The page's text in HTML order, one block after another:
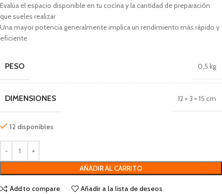
Evalúa el espacio disponible en tu cocina y la cantidad de preparación
que sueles realizar
Una mayor potencia generalmente implica un rendimiento más rápido y
eficiente
PESO 0,5 kg
DIMENSIONES 12 × 3 × 15 cm
12 disponibles
AÑADIR AL CARRITO
Add to compare Añadir a la lista de deseos